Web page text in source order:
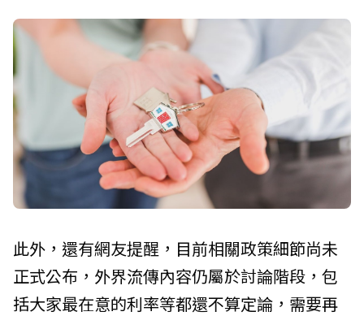
此外，還有網友提醒，目前相關政策細節尚未
正式公布，外界流傳內容仍屬於討論階段，包
括大家最在意的利率等都還不算定論，需要再